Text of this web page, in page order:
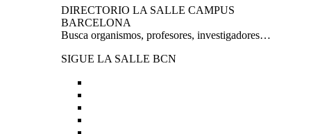
DIRECTORIO LA SALLE CAMPUS
BARCELONA
Busca organismos, profesores, investigadores…
SIGUE LA SALLE BCN